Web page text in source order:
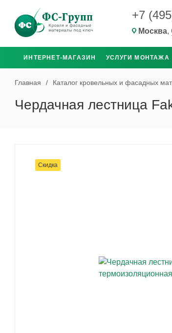
+7
Москва,
ИНТЕРНЕТ-МАГАЗИН УСЛУГИ МОНТАЖА
Главная / Каталог кровельных и фасадных
Чердачная лестница
Скидка